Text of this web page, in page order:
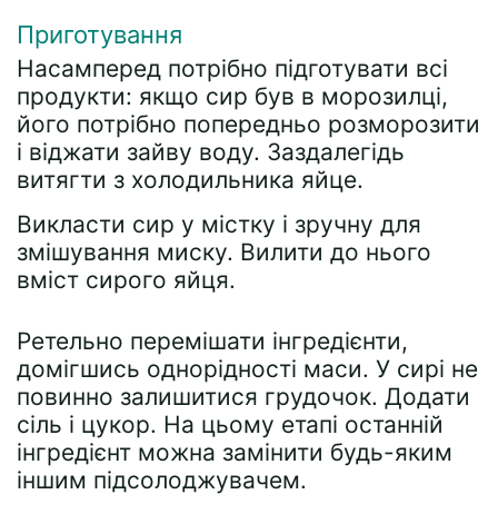
Приготування
Насамперед потрібно підготувати всі
продукти: якщо сир був в морозилці,
його потрібно попередньо розморозити
і віджати зайву воду. Заздалегідь
витягти з холодильника яйце.
Викласти сир у містку і зручну для
змішування миску. Вилити до нього
вміст сирого яйця.
Ретельно перемішати інгредієнти,
домігшись однорідності маси. У сирі не
повинно залишитися грудочок. Додати
сіль і цукор. На цьому етапі останній
інгредієнт можна замінити будь-яким
іншим підсолоджувачем.